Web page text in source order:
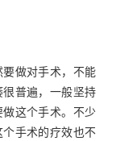
做对手术，不能
普遍，一般坚持
这个手术。不少
手术的疗效也不